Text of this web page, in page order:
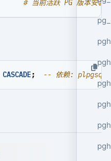
# 当前活跃 PG 版本安装
CASCADE ;